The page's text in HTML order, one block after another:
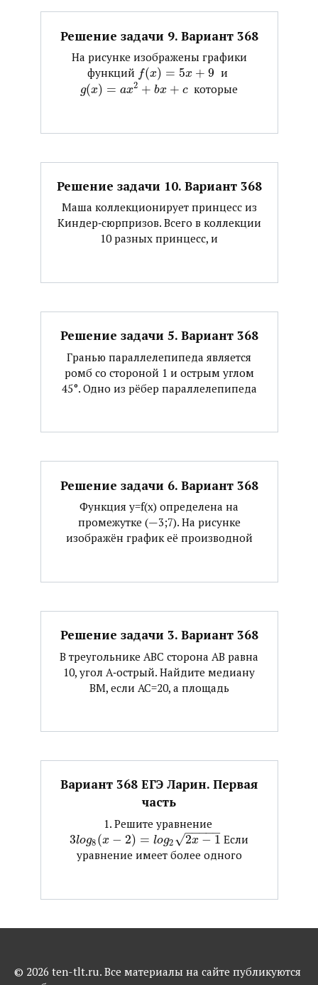
Решение задачи 9. Вариант 368
На рисунке изображены графики
функций ​ f(x) = 5x + 9 ​ и ​
g(x) = ax2 + bx + c ​ которые
Решение задачи 10. Вариант 368
Маша коллекционирует принцесс из
Киндер‐сюрпризов. Всего в коллекции
10 разных принцесс, и
Решение задачи 5. Вариант 368
Гранью параллелепипеда является
ромб со стороной 1 и острым углом
45°. Одно из рёбер параллелепипеда
Решение задачи 6. Вариант 368
Функция y=f(x) определена на
промежутке (—3;7). На рисунке
изображён график её производной
Решение задачи 3. Вариант 368
В треугольнике АВС сторона АВ равна
10, угол А‐острый. Найдите медиану
ВМ, если АС=20, а площадь
Вариант 368 ЕГЭ Ларин. Первая
часть
1. Решите уравнение ​
3log8 (x − 2) = log2 2x − 1
− −
−−−
√
​ Если
уравнение имеет более одного
© 2026 ten-tlt.ru. Все материалы на сайте публикуются